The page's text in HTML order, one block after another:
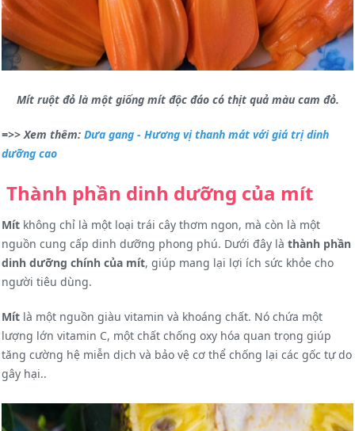
Mít ruột đỏ là một giống mít độc đáo có thịt quả màu cam đỏ.
=>> Xem thêm: Dưa gang - Hương vị thanh mát với giá trị dinh
dưỡng cao
Thành phần dinh dưỡng của mít
Mít không chỉ là một loại trái cây thơm ngon, mà còn là một
nguồn cung cấp dinh dưỡng phong phú. Dưới đây là thành phần
dinh dưỡng chính của mít, giúp mang lại lợi ích sức khỏe cho
người tiêu dùng.
Mít là một nguồn giàu vitamin và khoáng chất. Nó chứa một
lượng lớn vitamin C, một chất chống oxy hóa quan trọng giúp
tăng cường hệ miễn dịch và bảo vệ cơ thể chống lại các gốc tự do
gây hại..